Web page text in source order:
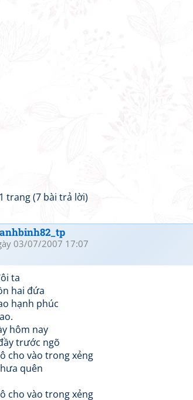
trang (7 bài trả lời)
03/07/2007 17:07
ta
hai đứa
hạnh phúc
hôm nay
trước ngõ
cho vào trong xẻng
quên
cho vào trong xẻng